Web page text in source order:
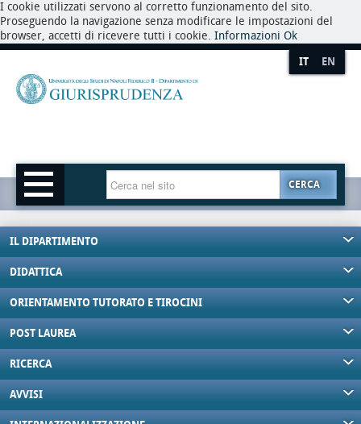
I cookie utilizzati servono al corretto funzionamento del sito.
Proseguendo la navigazione senza modificare le impostazioni del
browser, accetti di ricevere tutti i cookie. Informazioni Ok
IT EN
CERCA
IL DIPARTIMENTO
DIDATTICA
ORIENTAMENTO TUTORATO E TIROCINI
POST LAUREA
RICERCA
AVVISI